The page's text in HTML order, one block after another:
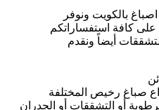
بالكويت ونوفر
كافة استفساراتكم
أيضاً ونقدم
صباغ رخيص المختلفة
أو التشققات أو الجدران